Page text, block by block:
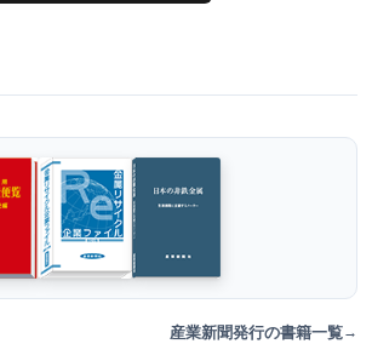
産業新聞発行の書籍一覧